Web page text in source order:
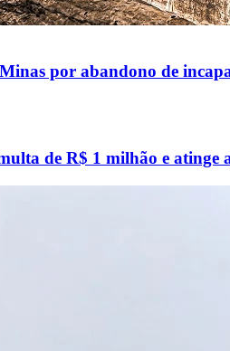
por abandono de
de R$ 1 milhão e